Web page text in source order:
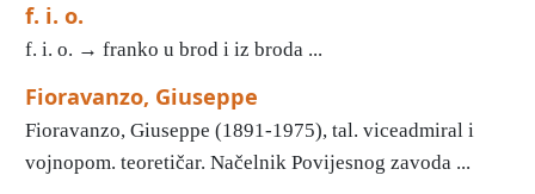
f. i. o.
f. i. o. → franko u brod i iz broda ...
Fioravanzo, Giuseppe
Fioravanzo, Giuseppe (1891-1975), tal. viceadmiral i
vojnopom. teoretičar. Načelnik Povijesnog zavoda ...